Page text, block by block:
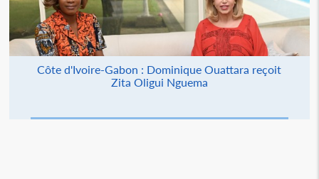
Côte d'Ivoire-Gabon : Dominique Ouattara reçoit
Zita Oligui Nguema